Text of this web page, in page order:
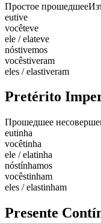
Простое прошедшее
eutive
vocêteve
ele / elateve
nóstivemos
vocêstiveram
eles / elastiveram
Pretérito
Прошедшее
eutinha
vocêtinha
ele / elatinha
nóstínhamos
vocêstinham
eles / elastinham
Presente